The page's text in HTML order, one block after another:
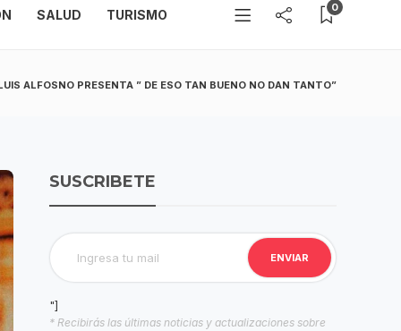
SALUD TURISMO 0
ALFOSNO PRESENTA ” DE ESO TAN BUENO NO DAN TANTO”
SUSCRIBETE
"]
* Recibirás las últimas noticias y actualizaciones sobre